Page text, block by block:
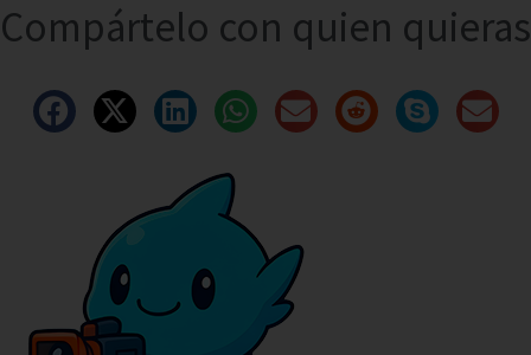
Compártelo con quien quieras